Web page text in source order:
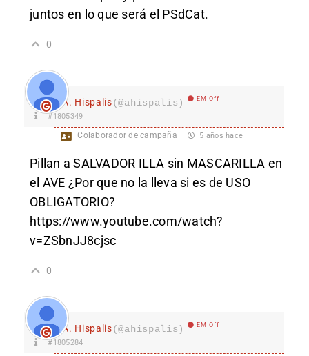
juntos en lo que será el PSdCat.
0
A. Hispalis(@ahispalis) EM Off
#1805349
Colaborador de campaña 5 años hace
Pillan a SALVADOR ILLA sin MASCARILLA en
el AVE ¿Por que no la lleva si es de USO
OBLIGATORIO?
https://www.youtube.com/watch?
v=ZSbnJJ8cjsc
0
A. Hispalis(@ahispalis) EM Off
#1805284